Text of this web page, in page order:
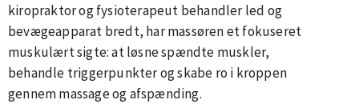
kiropraktor og fysioterapeut behandler led og
bevægeapparat bredt, har massøren et fokuseret
muskulært sigte: at løsne spændte muskler,
behandle triggerpunkter og skabe ro i kroppen
gennem massage og afspænding.